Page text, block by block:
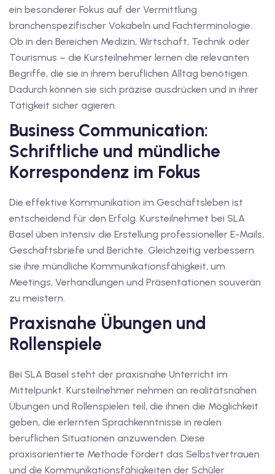
mit Gutschein
mit
B1
Deutschkurse mit
mit
mit Gutschein
mit Gutschein B1
mit
B2
Deutschkurse mit
ein besonderer Fokus auf der Vermittlung
branchenspezifischer Vokabeln und Fachterminologie.
Ob in den Bereichen Medizin, Wirtschaft, Technik oder
Tourismus – die Kursteilnehmer lernen die relevanten
Begriffe, die sie in ihrem beruflichen Alltag benötigen.
Dadurch können sie sich präzise ausdrücken und in ihrer
Tätigkeit sicher agieren.
Business Communication:
Schriftliche und mündliche
Korrespondenz im Fokus
Die effektive Kommunikation im Geschäftsleben ist
entscheidend für den Erfolg. Kursteilnehmet bei SLA
Basel üben intensiv die Erstellung professioneller E-Mails,
Geschäftsbriefe und Berichte. Gleichzeitig verbessern
sie ihre mündliche Kommunikationsfähigkeit, um
Meetings, Verhandlungen und Präsentationen souverän
zu meistern.
Praxisnahe Übungen und
Rollenspiele
Bei SLA Basel steht der praxisnahe Unterricht im
Mittelpunkt. Kursteilnehmer nehmen an realitätsnahen
Übungen und Rollenspielen teil, die ihnen die Möglichkeit
geben, die erlernten Sprachkenntnisse in realen
beruflichen Situationen anzuwenden. Diese
praxisorientierte Methode fördert das Selbstvertrauen
und die Kommunikationsfähigkeiten der Schüler